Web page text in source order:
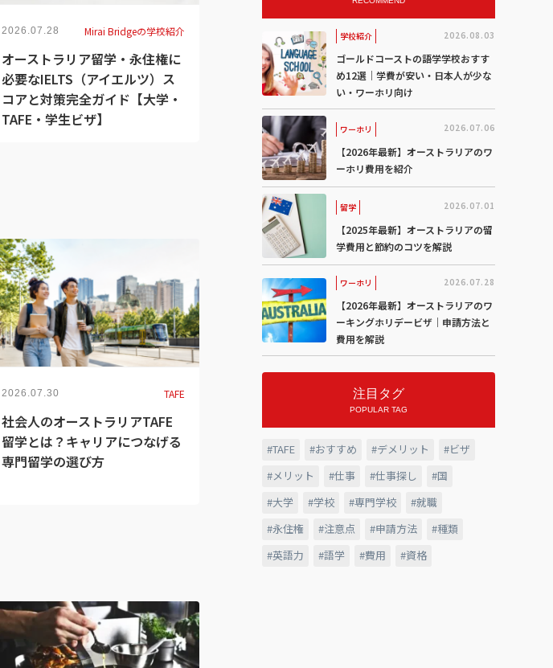
2026.07.28 Mirai Bridgeの学校紹介
オーストラリア留学・永住権に
必要なIELTS（アイエルツ）ス
コアと対策完全ガイド【大学・
TAFE・学生ビザ】
2026.07.30 TAFE
社会人のオーストラリアTAFE
留学とは？キャリアにつなげる
専門留学の選び方
学校紹介 2026.08.03
ゴールドコーストの語学学校おすす
め12選｜学費が安い・日本人が少な
い・ワーホリ向け
ワーホリ 2026.07.06
【2026年最新】オーストラリアのワ
ーホリ費用を紹介
留学 2026.07.01
【2025年最新】オーストラリアの留
学費用と節約のコツを解説
ワーホリ 2026.07.28
【2026年最新】オーストラリアのワ
ーキングホリデービザ｜申請方法と
費用を解説
注目タグ
POPULAR TAG
TAFE おすすめ デメリット
ビザ
メリット
仕事 仕事探し
国
大学
学校 専門学校
就職
永住権
注意点 申請方法
種類
英語力
語学 費用 資格